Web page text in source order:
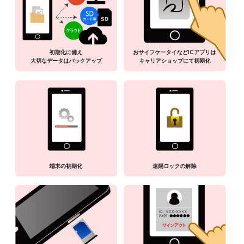
初期化に備え
大切なデータはバックアップ
おサイフケータイなどICアプリは
キャリアショップにて初期化
端末の初期化 遠隔ロックの解除